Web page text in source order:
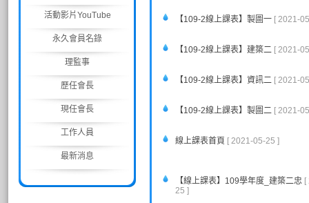
活動影片YouTube
永久會員名錄
理監事
歷任會長
現任會長
工作人員
最新消息
【109-2線上課表】製圖一 [ 2021-
【109-2線上課表】建築二 [ 2021-
【109-2線上課表】資訊二 [ 2021-
【109-2線上課表】製圖二 [ 2021-
線上課表首頁 [ 2021-05-25 ]
【線上課表】109學年度_建築二忠
25 ]